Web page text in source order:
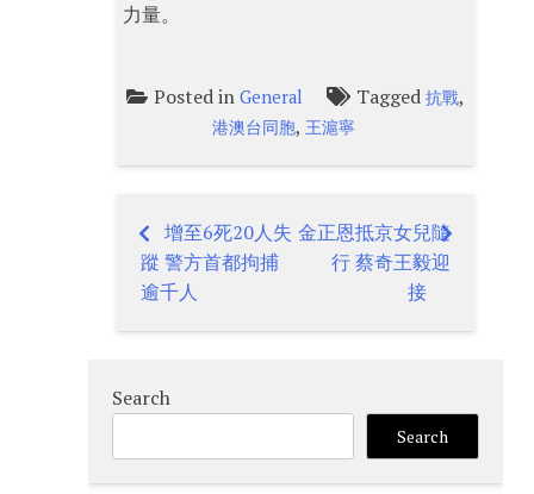
力量。
Posted inGeneral Tagged抗戰,
港澳台同胞,王滬寧
Post
navigation
增至6死20人失
蹤 警方首都拘捕
逾千人
金正恩抵京女兒隨
行 蔡奇王毅迎
接
Search
Search